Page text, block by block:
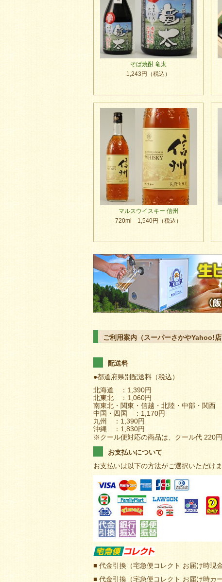
そば焼酎 竜太
1,243円（税込）
マルスウイスキー 信州
720ml 1,540円（税込）
ご利用案内（スーパーさかやYahoo!店
配送料
●都道府県別配送料（税込）
北海道 ：1,390円
北東北 ：1,060円
南東北・関東・信越・北陸・中部・関西
中国・四国 ：1,170円
九州 ：1,390円
沖縄 ：1,830円
※クール便対応の商品は、クール代 220
お支払いについて
お支払いは以下の方法がご選択いただけ
■ 代金引換（宅急便コレクト お届け時現金
■ 代金引換（宅急便コレクト お届け時カ